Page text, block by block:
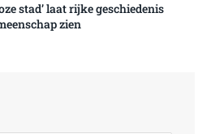
stad’ laat rijke geschiedenis
zien